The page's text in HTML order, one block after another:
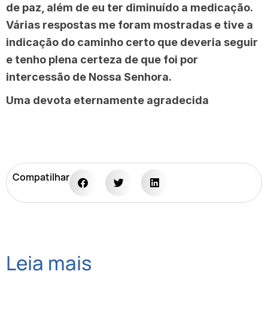
de paz, além de eu ter diminuído a medicação.
Várias respostas me foram mostradas e tive a
indicação do caminho certo que deveria seguir
e tenho plena certeza de que foi por
intercessão de Nossa Senhora.
Uma devota eternamente agradecida
Compatilhar
Leia mais